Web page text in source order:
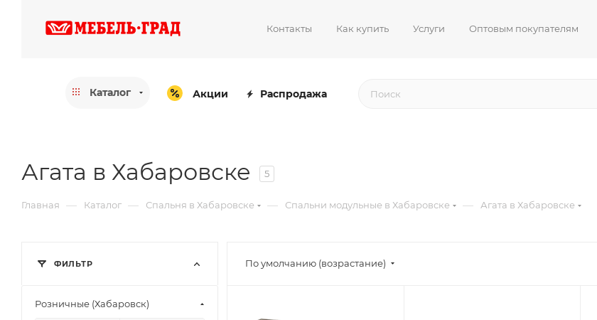
Контакты Как купить Услуги Оптовым покупателям
Каталог Акции Распродажа
Агата в Хабаровске 5
Главная — Каталог — Спальня в Хабаровске — Спальни модульные в Хабаровске — Агата в Хабаровске
По умолчанию (возрастание)
ФИЛЬТР
Розничные (Хабаровск)